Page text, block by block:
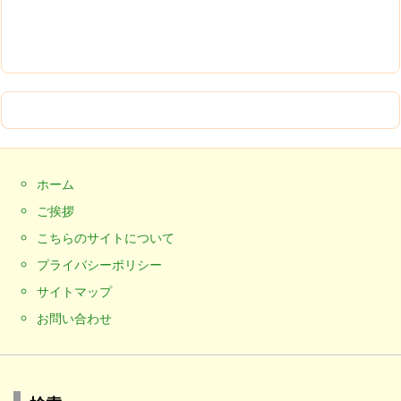
ホーム
ご挨拶
こちらのサイトについて
プライバシーポリシー
サイトマップ
お問い合わせ